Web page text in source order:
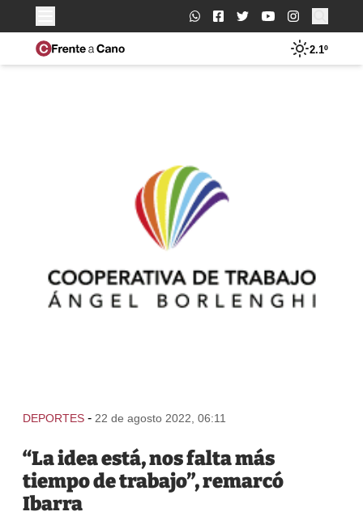
Buscar:
2.1º
DEPORTES - 22 de agosto 2022, 06:11
“La idea está, nos falta más
tiempo de trabajo”, remarcó
Ibarra